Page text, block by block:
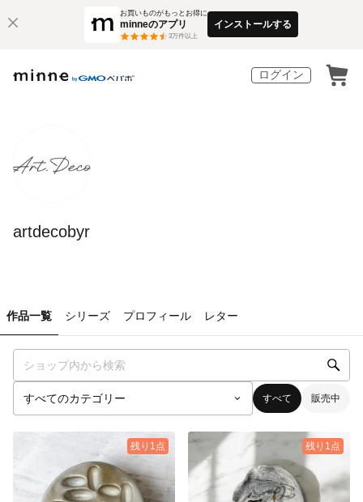
お買いものがもっとお得に
minneのアプリ
3万件以上
インストールする
ログイン
artdecobyr
作品一覧 シリーズ プロフィール レター
すべて 販売中
残り1点 残り1点